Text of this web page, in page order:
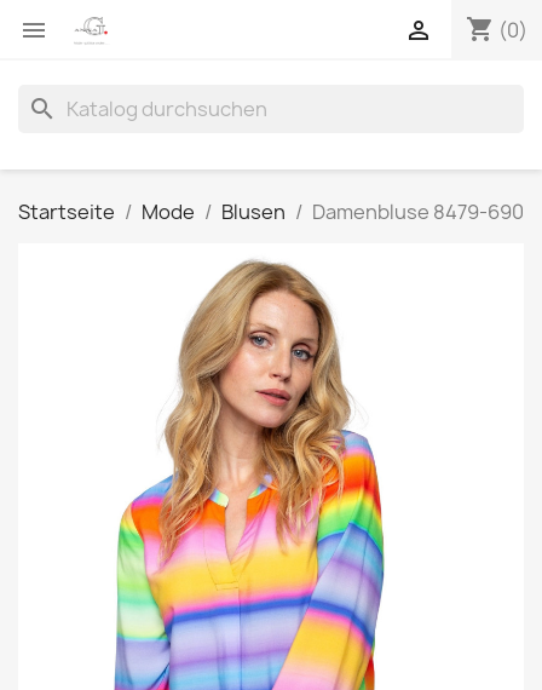
 shopping_cart (0)

search
Startseite Mode Blusen Damenbluse 8479-690